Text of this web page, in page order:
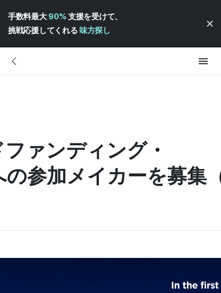
手数料最大 90% 支援を受けて、
挑戦応援してくれる 味方探し
ァンディング・
参加メイカーを募集